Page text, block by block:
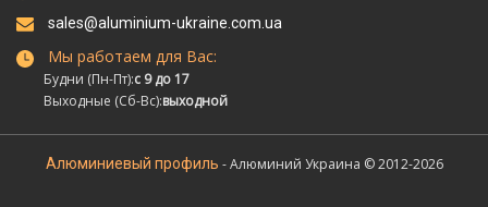
sales@aluminium-ukraine.com.ua
Мы работаем для Вас:
Будни (Пн-Пт):с 9 до 17
Выходные (Сб-Вс):выходной
Алюминиевый профиль - Алюминий Украина © 2012-2026